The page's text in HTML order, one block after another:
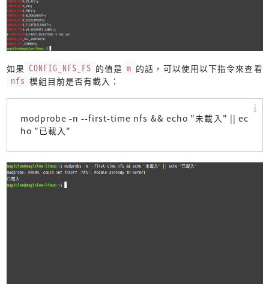
如果 CONFIG_NFS_FS 的值是 m 的話，可以使用以下指令來查看
nfs 模組目前是否有載入：
modprobe -n --first-time nfs && echo "未載入" || ec
ho "已載入"